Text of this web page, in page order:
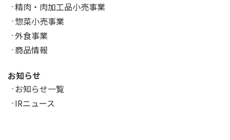
精肉・肉加工品小売事業
惣菜小売事業
外食事業
商品情報
お知らせ
お知らせ一覧
IRニュース